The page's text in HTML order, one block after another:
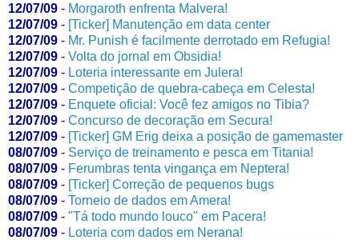
12/07/09 - Morgaroth enfrenta Malvera!
12/07/09 - [Ticker] Manutenção em data center
12/07/09 - Mr. Punish é facilmente derrotado em Refugia!
12/07/09 - Volta do jornal em Obsidia!
12/07/09 - Loteria interessante em Julera!
12/07/09 - Competição de quebra-cabeça em Celesta!
12/07/09 - Enquete oficial: Você fez amigos no Tibia?
12/07/09 - Concurso de decoração em Secura!
12/07/09 - [Ticker] GM Erig deixa a posição de gamemaster
08/07/09 - Serviço de treinamento e pesca em Titania!
08/07/09 - Ferumbras tenta vingança em Neptera!
08/07/09 - [Ticker] Correção de pequenos bugs
08/07/09 - Torneio de dados em Amera!
08/07/09 - "Tá todo mundo louco" em Pacera!
08/07/09 - Loteria com dados em Nerana!